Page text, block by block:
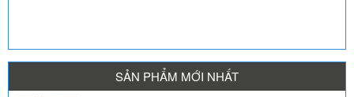
SẢN PHẨM MỚI NHẤT